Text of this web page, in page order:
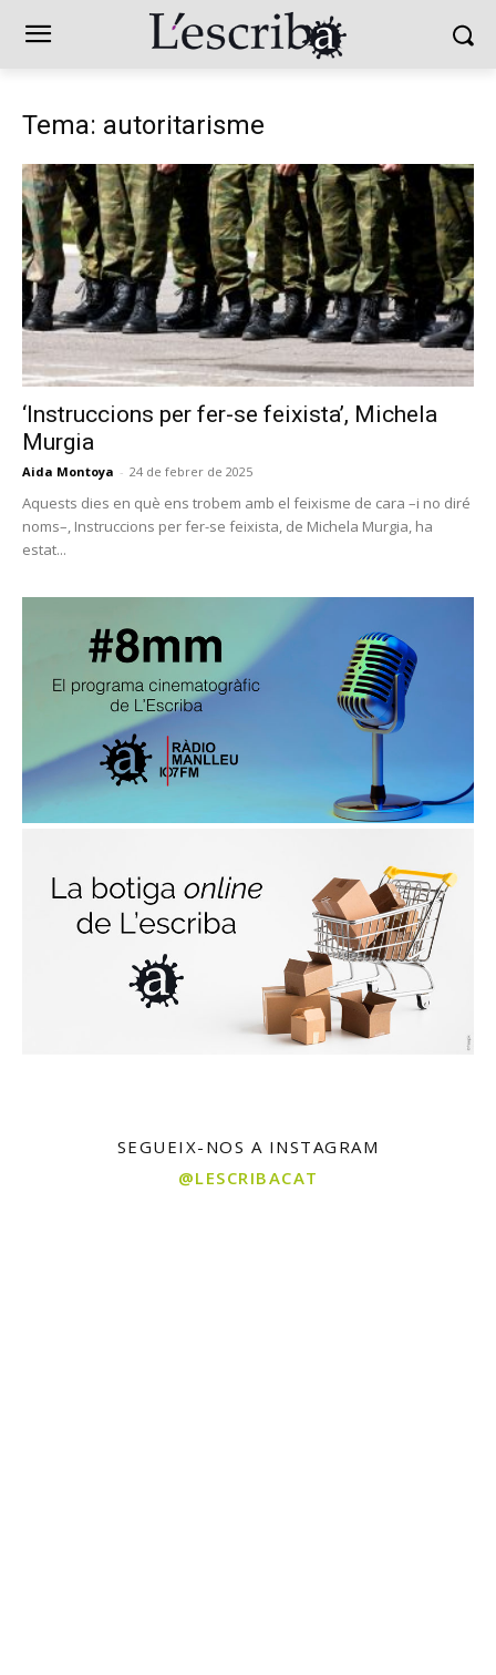
Tema: autoritarisme
‘Instruccions per fer-se feixista’, Michela
Murgia
Aida Montoya - 24 de febrer de 2025
Aquests dies en què ens trobem amb el feixisme de cara –i no diré
noms–, Instruccions per fer-se feixista, de Michela Murgia, ha
estat...
SEGUEIX-NOS A INSTAGRAM
@LESCRIBACAT